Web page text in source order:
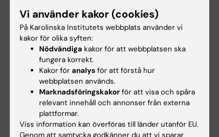
16 okt 2024
Vi använder kakor (cookies)
På Karolinska Institutets webbplats använder vi
kakor för olika syften:
Nödvändiga kakor för att webbplatsen ska
fungera korrekt.
Kakor för analys för att förstå hur
webbplatsen används.
Marknadsföringskakor för att visa och spåra
relevant innehåll och annonser från externa
plattformar.
Viss information kan överföras till länder utanför EU.
Genom att samtycka godkänner du att vi sparar